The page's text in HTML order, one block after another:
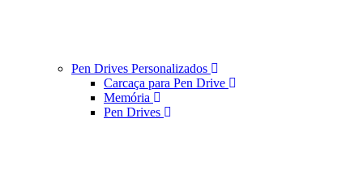
Pen Drives Personalizados
Carcaça para Pen Drive
Memória
Pen Drives